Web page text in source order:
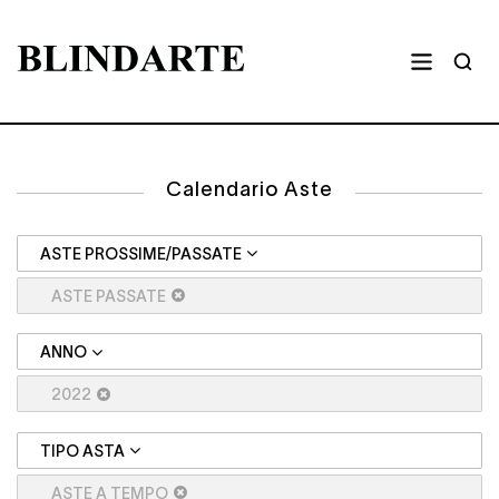
Calendario Aste
ASTE PROSSIME/PASSATE
ASTE PASSATE
ANNO
2022
TIPO ASTA
ASTE A TEMPO